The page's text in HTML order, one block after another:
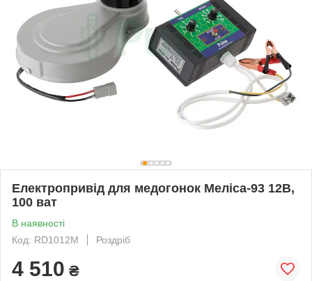
Електропривід для медогонок Меліса-93 12В,
100 ват
В наявності
Код: RD1012M
Роздріб
4 510 ₴